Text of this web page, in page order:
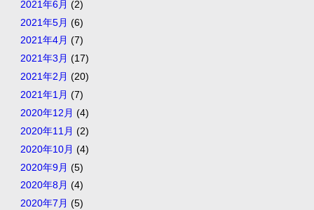
2021年6月 (2)
2021年5月 (6)
2021年4月 (7)
2021年3月 (17)
2021年2月 (20)
2021年1月 (7)
2020年12月 (4)
2020年11月 (2)
2020年10月 (4)
2020年9月 (5)
2020年8月 (4)
2020年7月 (5)